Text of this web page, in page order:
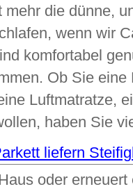
die dünne,
wenn wir
komfortabel
Ob Sie
Luftmatratze,
haben Sie
liefern
oder